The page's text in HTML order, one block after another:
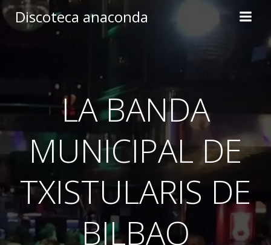
to
Discoteca anaconda
LA BANDA
MUNICIPAL DE
TXISTULARIS DE
BILBAO